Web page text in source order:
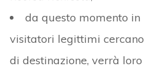
da questo momento in
visitatori legittimi
di destinazione, verrà